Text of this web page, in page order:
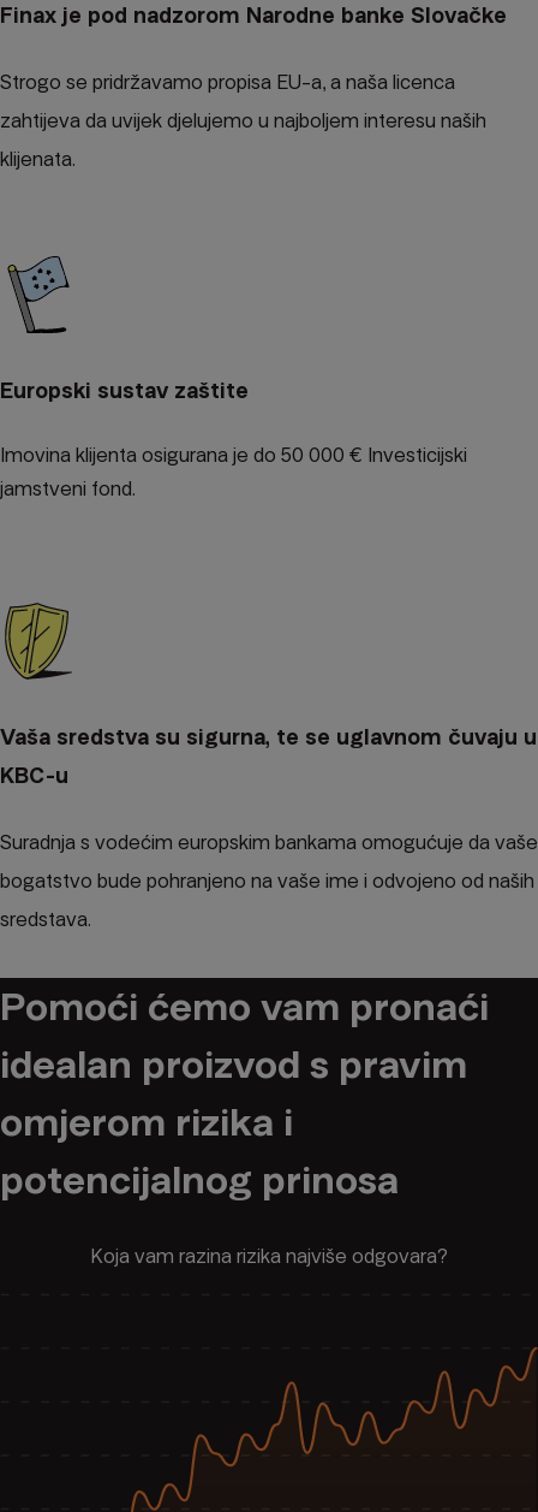
Finax je pod nadzorom Narodne banke Slovačke
Strogo se pridržavamo propisa EU-a, a naša licenca
zahtijeva da uvijek djelujemo u najboljem interesu naših
klijenata.
Europski sustav zaštite
Imovina klijenta osigurana je do 50 000 € Investicijski
jamstveni fond.
Vaša sredstva su sigurna, te se uglavnom čuvaju u
KBC-u
Suradnja s vodećim europskim bankama omogućuje da vaše
bogatstvo bude pohranjeno na vaše ime i odvojeno od naših
sredstava.
Pomoći ćemo vam pronaći
idealan proizvod s pravim
omjerom rizika i
potencijalnog prinosa
Koja vam razina rizika najviše odgovara?